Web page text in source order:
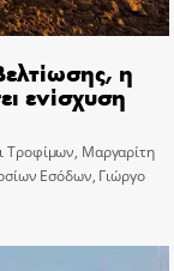
η
ενίσχυση
Τροφίμων, Μαργαρίτη
Εσόδων, Γιώργο